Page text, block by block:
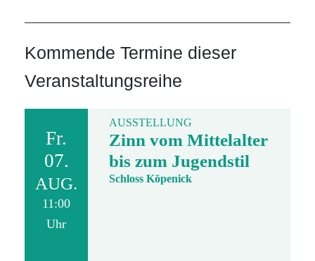
Kommende Termine dieser
Veranstaltungsreihe
Fr.
07.
AUG.
11:00
Uhr
AUSSTELLUNG
Zinn vom Mittelalter
bis zum Jugendstil
Schloss Köpenick